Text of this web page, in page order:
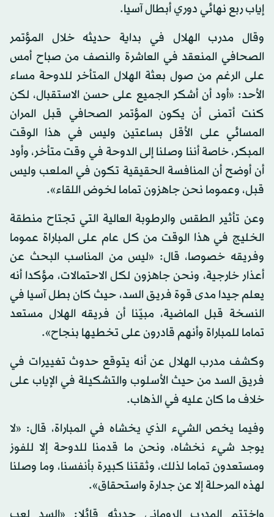
إياب ربع نهائي دوري أبطال آسيا.
وقال مدرب الهلال في بداية حديثه خلال المؤتمر
الصحافي المنعقد في العاشرة والنصف من صباح أمس
على الرغم من صول بعثة الهلال المتأخر للدوحة مساء
الأحد: «أود أن أشكر الجميع على حسن الاستقبال، لكن
كنت أتمنى أن يكون المؤتمر الصحافي قبل المران
المسائي على الأقل بساعتين وليس في هذا الوقت
المبكر، خاصة أننا وصلنا إلى الدوحة في وقت متأخر، وأود
أن أوضح أن المنافسة الحقيقية تكون في الملعب وليس
قبل، وعموما نحن جاهزون تماما لخوض اللقاء».
وعن تأثير الطقس والرطوبة العالية التي تجتاح منطقة
الخليج في هذا الوقت من كل عام على المباراة عموما
وفريقه خصوصا، قال: «ليس من المناسب البحث عن
أعذار خارجية، ونحن جاهزون لكل الاحتمالات، مؤكدا أنه
يعلم جيدا مدى قوة فريق السد، حيث كان بطل آسيا في
النسخة قبل الماضية، مبيّنا أن فريقه الهلال مستعد
تماما للمباراة وأنهم قادرون على تخطيها بنجاح».
وكشف مدرب الهلال عن أنه يتوقع حدوث تغييرات في
فريق السد من حيث الأسلوب والتشكيلة في الإياب على
خلاف ما كان عليه في الذهاب.
وفيما يخص الشيء الذي يخشاه في المباراة، قال: «لا
يوجد شيء نخشاه، ونحن ما قدمنا للدوحة إلا للفوز
ومستعدون تماما لذلك، وثقتنا كبيرة بأنفسنا، وما وصلنا
لهذه المرحلة إلا عن جدارة واستحقاق».